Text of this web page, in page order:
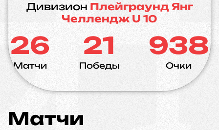
ДивизионПлейграунд Янг
Челлендж U 10
26
Матчи
21
Победы
938
Очки
Матчи